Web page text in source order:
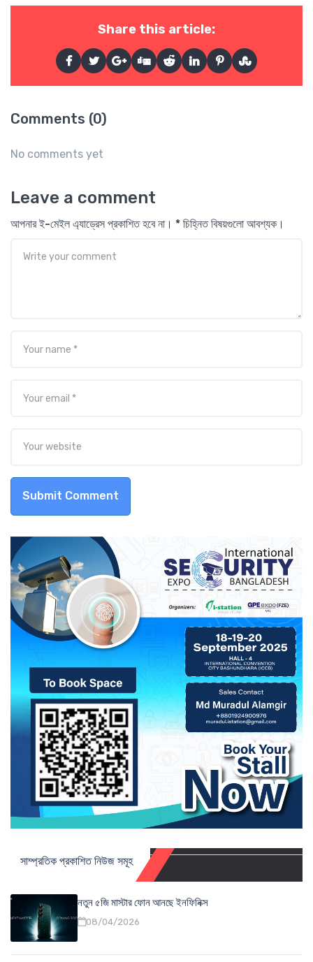
Share this article:
Comments (0)
No comments yet
Leave a comment
আপনার ই-মেইল এ্যাড্রেস প্রকাশিত হবে না। * চিহ্নিত বিষয়গুলো আবশ্যক।
Submit Comment
সাম্প্রতিক প্রকাশিত নিউজ সমূহ
নতুন ৫জি মাস্টার ফোন আনছে ইনফিনিক্স
08/04/2026